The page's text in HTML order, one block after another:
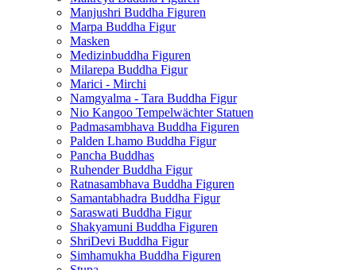
Manjushri Buddha Figuren
Marpa Buddha Figur
Masken
Medizinbuddha Figuren
Milarepa Buddha Figur
Marici - Mirchi
Namgyalma - Tara Buddha Figur
Nio Kangoo Tempelwächter Statuen
Padmasambhava Buddha Figuren
Palden Lhamo Buddha Figur
Pancha Buddhas
Ruhender Buddha Figur
Ratnasambhava Buddha Figuren
Samantabhadra Buddha Figur
Saraswati Buddha Figur
Shakyamuni Buddha Figuren
ShriDevi Buddha Figur
Simhamukha Buddha Figuren